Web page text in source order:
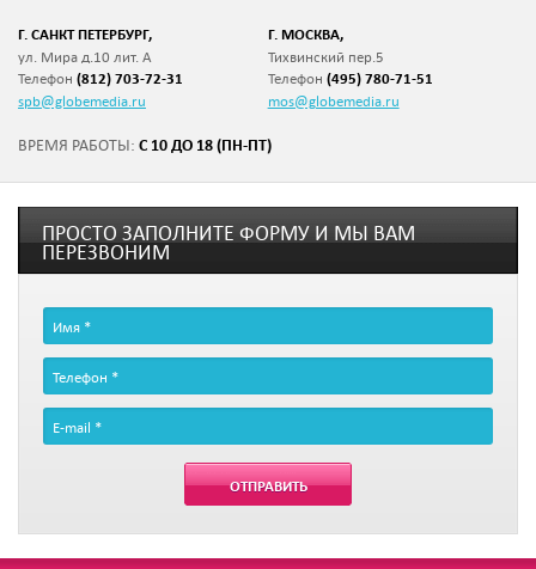
Г. САНКТ ПЕТЕРБУРГ,
ул. Мира д.10 лит. А
Телефон (812) 703-72-31
spb@globemedia.ru
Г. МОСКВА,
Тихвинский пер.5
Телефон (495) 780-71-51
mos@globemedia.ru
ВРЕМЯ РАБОТЫ: С 10 ДО 18 (ПН-ПТ)
ПРОСТО ЗАПОЛНИТЕ ФОРМУ И МЫ ВАМ
ПЕРЕЗВОНИМ